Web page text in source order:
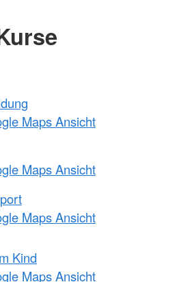
Maps Ansicht
Maps Ansicht
Maps Ansicht
Kind
Maps Ansicht